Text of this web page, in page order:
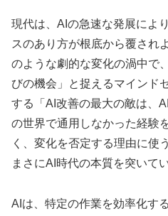
現代は、AIの急速な発展によ
スのあり方が根底から覆され
のような劇的な変化の渦中で
びの機会」と捉えるマインド
する「AI改善の最大の敵は、
の世界で通用しなかった経験
く、変化を否定する理由に使
まさにAI時代の本質を突いて
AIは、特定の作業を効率化す